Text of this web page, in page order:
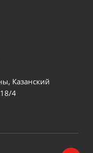
Казанский
4